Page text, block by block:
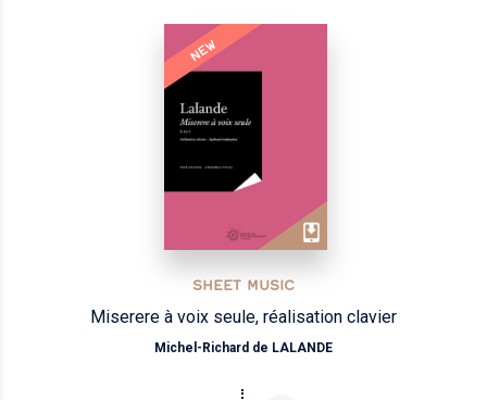
NEW
SHEET MUSIC
Miserere à voix seule, réalisation clavier
Michel-Richard de LALANDE